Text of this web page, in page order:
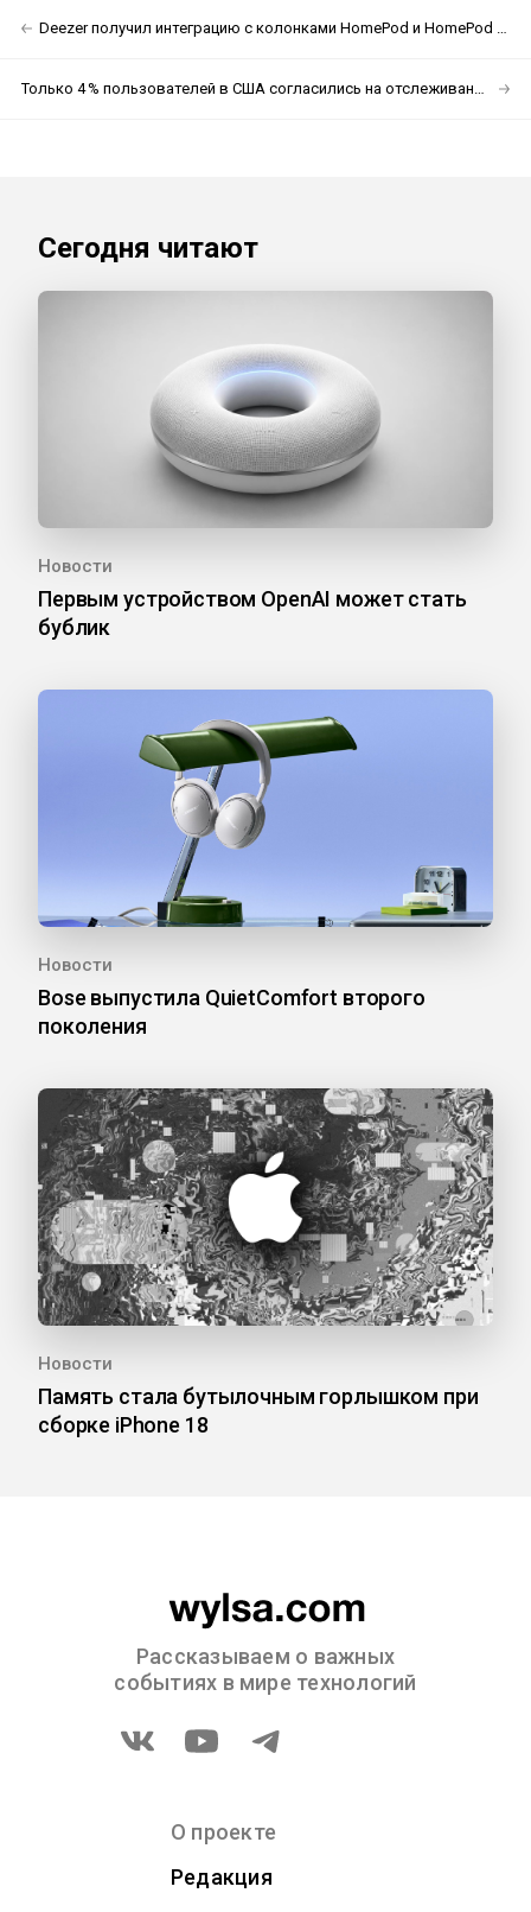
Deezer получил интеграцию с колонками HomePod и HomePod mini
Только 4 % пользователей в США согласились на отслеживание рекламы
Сегодня читают
Новости
Первым устройством OpenAI может стать
бублик
Новости
Bose выпустила QuietComfort второго
поколения
Новости
Память стала бутылочным горлышком при
сборке iPhone 18
Рассказываем о важных
событиях в мире технологий
О проекте
Редакция